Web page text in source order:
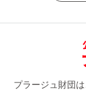
プラージュ財団